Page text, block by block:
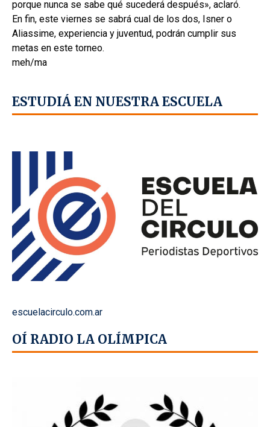
porque nunca se sabe qué sucederá después», aclaró.
En fin, este viernes se sabrá cual de los dos, Isner o
Aliassime, experiencia y juventud, podrán cumplir sus
metas en este torneo.
meh/ma
ESTUDIÁ EN NUESTRA ESCUELA
escuelacirculo.com.ar
OÍ RADIO LA OLÍMPICA